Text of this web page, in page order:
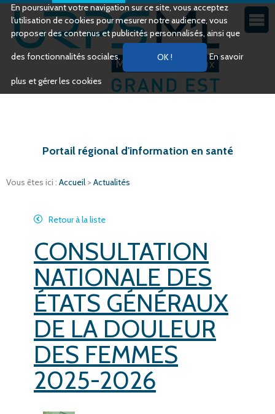
En poursuivant votre navigation sur ce site, vous acceptez
l’utilisation de cookies pour mesurer notre audience, vous
proposer des contenus et publicités personnalisés, ainsi que
des fonctionnalités sociales. En savoir
plus et gérer les cookies
Portail régional d'information en santé
Vous êtes ici : Accueil > Actualités
Retour à la liste
CONSULTATION
NATIONALE DES
ÉTATS GÉNÉRAUX
DE LA DOULEUR
DES FEMMES
2025-2026